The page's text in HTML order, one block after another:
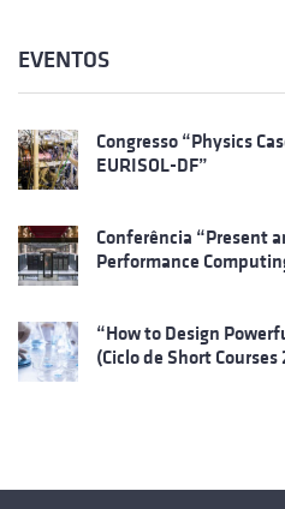
EVENTOS
Congresso “Physics
EURISOL-DF”
Conferência “Present
Performance
“How to Design
(Ciclo de Short Courses